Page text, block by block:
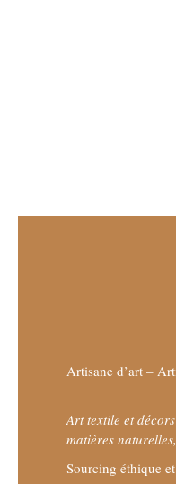
Artisane d’art –
Art textile et
matières
Sourcing éthique